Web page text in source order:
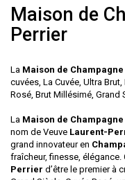
Maison de
Perrier
La Maison de
cuvées, La Cuvée Ultra Brut
Rosé Brut Millésimé Grand
La Maison de
nom de Veuve Laurent-
grand innovateur en
fraîcheur, finesse,
Perrier d’être le premier à